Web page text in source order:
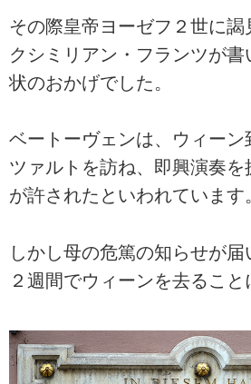
その際皇帝ヨーゼフ２世に謁
クシミリアン・フランツが
状のおかげでした。
ベートーヴェンは、ウィーン
ツァルトを訪ね、即興演奏を
が許されたといわれています
しかし母の危篤の知らせが
２週間でウィーンを去ること